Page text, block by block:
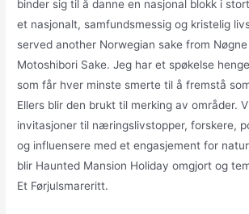
binder sig til å danne en nasjonal blokk i
et nasjonalt, samfundsmessig og kristelig
served another Norwegian sake from
Motoshibori Sake. Jeg har et spøkelse
som får hver minste smerte til å fremstå
Ellers blir den brukt til merking av områder.
invitasjoner til næringslivstopper, forskere,
og influensere med et engasjement for
blir Haunted Mansion Holiday omgjort og
Et Førjulsmareritt.